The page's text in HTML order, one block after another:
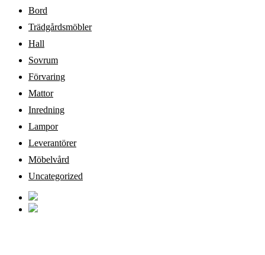
Bord
Trädgårdsmöbler
Hall
Sovrum
Förvaring
Mattor
Inredning
Lampor
Leverantörer
Möbelvård
Uncategorized